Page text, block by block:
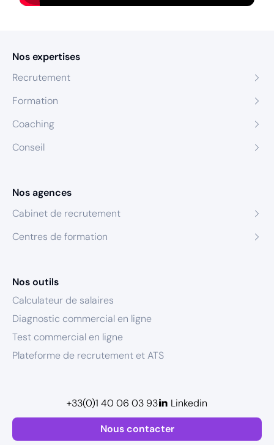
Nos expertises
Recrutement
Formation
Coaching
Conseil
Nos agences
Cabinet de recrutement
Centres de formation
Nos outils
Calculateur de salaires
Diagnostic commercial en ligne
Test commercial en ligne
Plateforme de recrutement et ATS
Nous contacter
+33(0)1 40 06 03 93 Linkedin